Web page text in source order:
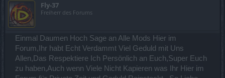
Fly-37
Freiherr des Forums
Einmal Daumen Hoch Sage an Alle Mods Hier im
Forum,Ihr habt Echt Verdammt Viel Geduld mit Uns
Allen,Das Respektiere Ich Persönlich an Euch,Super Euch
zu haben,Auch wenn Viele Nicht Kapieren was Ihr Hier im